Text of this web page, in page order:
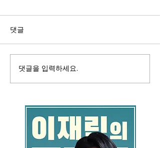
댓글
댓글을 입력하세요.